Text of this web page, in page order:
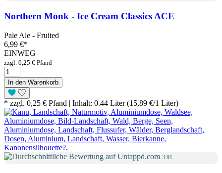
Northern Monk - Ice Cream Classics ACE
Pale Ale - Fruited
6,99 €*
EINWEG
zzgl. 0,25 € Pfand
In den Warenkorb
* zzgl. 0,25 € Pfand | Inhalt: 0.44 Liter (15,89 €/1 Liter)
3.91